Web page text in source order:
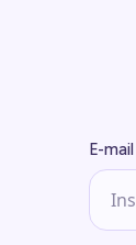
E-mail